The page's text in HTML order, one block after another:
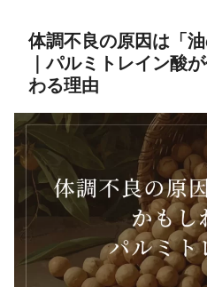
体調不良の原因は「
｜パルミトレイン酸
わる理由